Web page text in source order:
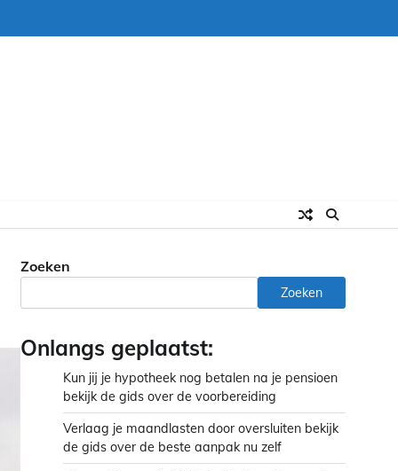
Zoeken
Zoeken
Onlangs geplaatst:
Kun jij je hypotheek nog betalen na je pensioen
bekijk de gids over de voorbereiding
Verlaag je maandlasten door oversluiten bekijk
de gids over de beste aanpak nu zelf